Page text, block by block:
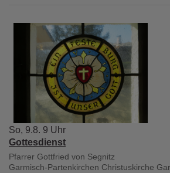
So, 9.8. 9 Uhr
Gottesdienst
Pfarrer Gottfried von Segnitz
Garmisch-Partenkirchen Christuskirche